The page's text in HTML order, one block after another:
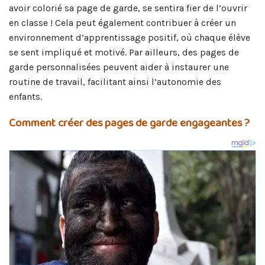
avoir colorié sa page de garde, se sentira fier de l’ouvrir
en classe ! Cela peut également contribuer à créer un
environnement d’apprentissage positif, où chaque élève
se sent impliqué et motivé. Par ailleurs, des pages de
garde personnalisées peuvent aider à instaurer une
routine de travail, facilitant ainsi l’autonomie des
enfants.
Comment créer des pages de garde engageantes ?